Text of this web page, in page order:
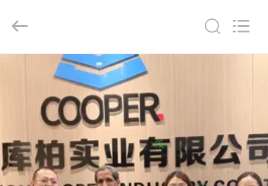
RUMAH
PRODUK
TENTANG
KAMI
LTD..